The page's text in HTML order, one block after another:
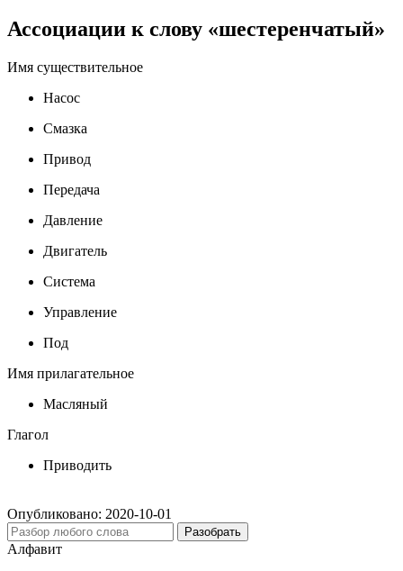
Ассоциации к слову «шестеренчатый»
Имя существительное
Насос
Смазка
Привод
Передача
Давление
Двигатель
Система
Управление
Под
Имя прилагательное
Масляный
Глагол
Приводить
Опубликовано: 2020-10-01
Разобрать
Алфавит